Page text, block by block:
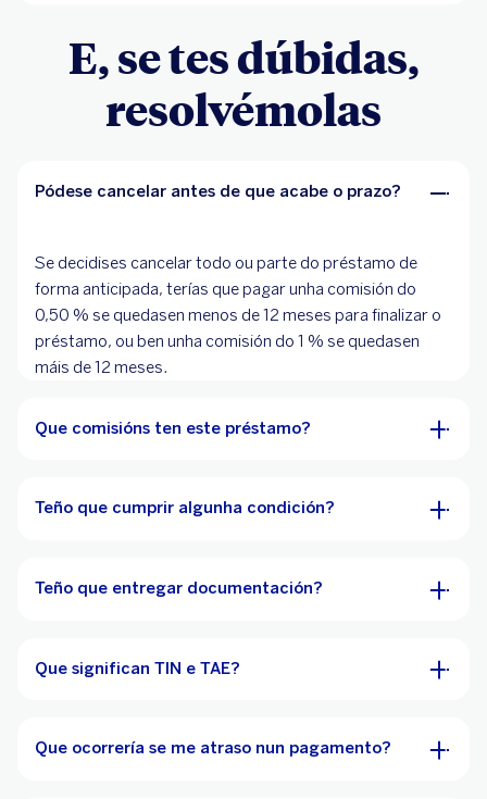
E, se tes dúbidas,
resolvémolas
Pódese cancelar antes de que acabe o prazo?
Se decidises cancelar todo ou parte do préstamo de
forma anticipada, terías que pagar unha comisión do
0,50 % se quedasen menos de 12 meses para finalizar o
préstamo, ou ben unha comisión do 1 % se quedasen
máis de 12 meses.
Que comisións ten este préstamo?
Teño que cumprir algunha condición?
Teño que entregar documentación?
Que significan TIN e TAE?
Que ocorrería se me atraso nun pagamento?